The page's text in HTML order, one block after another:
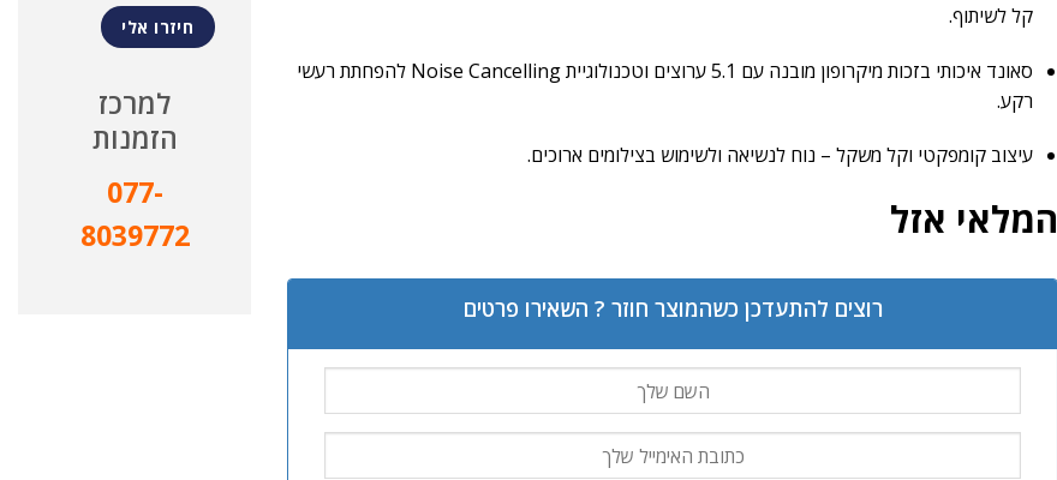
קל לשיתוף.
סאונד איכותי בזכות מיקרופון מובנה עם 5.1 ערוצים וטכנולוגיית Noise Cancelling להפחתת רעשי
רקע.
עיצוב קומפקטי וקל משקל – נוח לנשיאה ולשימוש בצילומים ארוכים.
המלאי אזל
רוצים להתעדכן כשהמוצר חוזר ? השאירו פרטים
למרכז
הזמנות
077-
8039772